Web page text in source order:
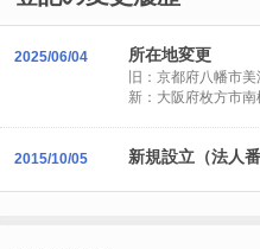
2025/06/04 所在地変更
旧：京都府八幡市
新：大阪府枚方市
2015/10/05 新規設立（法人番